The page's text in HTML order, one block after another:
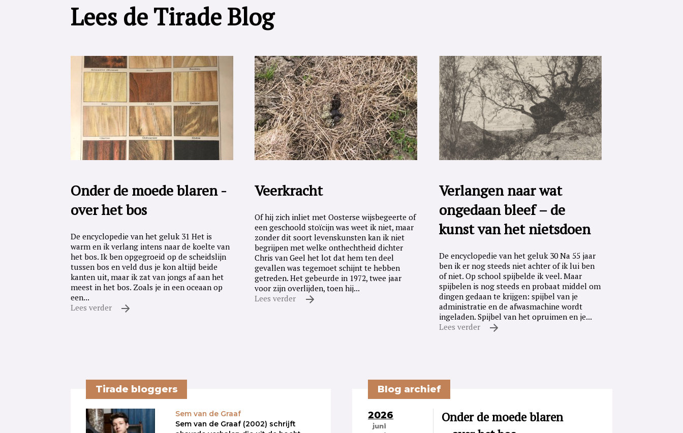
Lees de Tirade Blog
Onder de moede blaren -
over het bos
De encyclopedie van het geluk 31 Het is
warm en ik verlang intens naar de koelte van
het bos. Ik ben opgegroeid op de scheidslijn
tussen bos en veld dus je kon altijd beide
kanten uit, maar ik zat van jongs af aan het
meest in het bos. Zoals je in een oceaan op
een...
Lees verder
Veerkracht
Of hij zich inliet met Oosterse wijsbegeerte of
een geschoold stoïcijn was weet ik niet, maar
zonder dit soort levenskunsten kan ik niet
begrijpen met welke onthechtheid dichter
Chris van Geel het lot dat hem ten deel
gevallen was tegemoet schijnt te hebben
getreden. Het gebeurde in 1972, twee jaar
voor zijn overlijden, toen hij...
Lees verder
Verlangen naar wat
ongedaan bleef – de
kunst van het nietsdoen
De encyclopedie van het geluk 30 Na 55 jaar
ben ik er nog steeds niet achter of ik lui ben
of niet. Op school spijbelde ik veel. Maar
spijbelen is nog steeds en probaat middel om
dingen gedaan te krijgen: spijbel van je
administratie en de afwasmachine wordt
ingeladen. Spijbel van het opruimen en je...
Lees verder
Tirade bloggers
Sem van de Graaf
Sem van de Graaf (2002) schrijft
Blog archief
2026
juni
Onder de moede blaren